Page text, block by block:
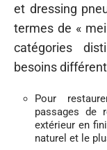
et dressing
termes de «
catégories
besoins
Pour
passages de
extérieur en
naturel et le